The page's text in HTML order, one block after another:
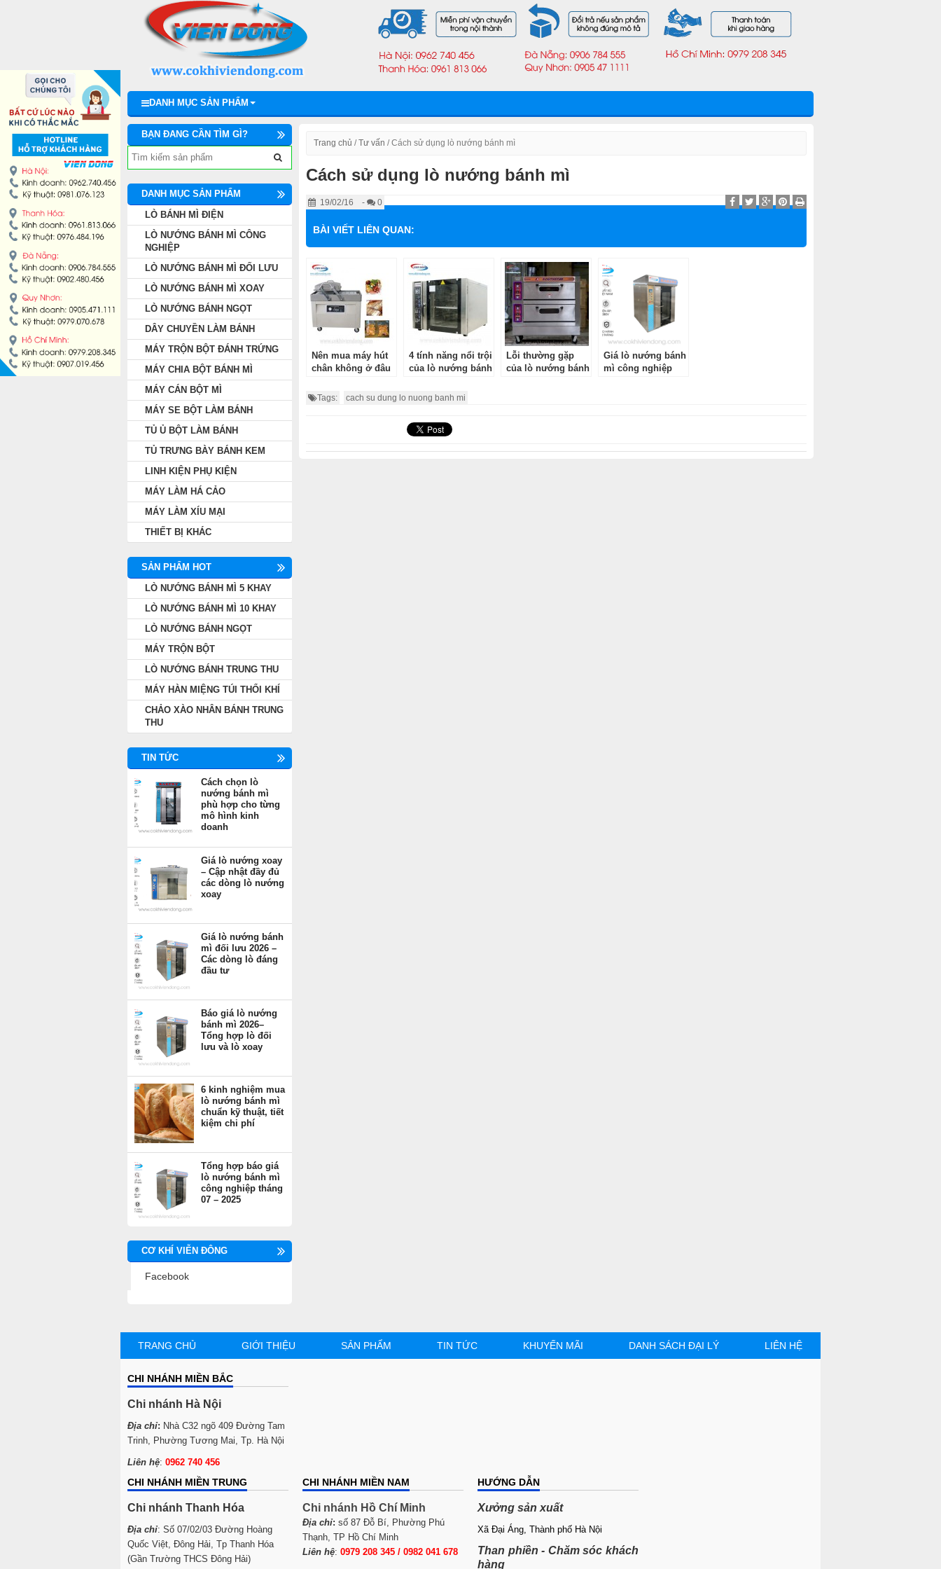
DANH MỤC SẢN PHẨM
Trang chủ /Tư vấn /Cách sử dụng lò nướng bánh mì
Cách sử dụng lò nướng bánh mì
19/02/16 - 0
BÀI VIẾT LIÊN QUAN:
Nên mua máy hút
chân không ở đâu
4 tính năng nổi trội
của lò nướng bánh
Lỗi thường gặp
của lò nướng bánh
Giá lò nướng bánh
mì công nghiệp
Tags: cach su dung lo nuong banh mi
BẠN ĐANG CẦN TÌM GÌ?
DANH MỤC SẢN PHẨM
LÒ BÁNH MÌ ĐIỆN
LÒ NƯỚNG BÁNH MÌ CÔNG
NGHIỆP
LÒ NƯỚNG BÁNH MÌ ĐỐI LƯU
LÒ NƯỚNG BÁNH MÌ XOAY
LÒ NƯỚNG BÁNH NGỌT
DÂY CHUYỀN LÀM BÁNH
MÁY TRỘN BỘT ĐÁNH TRỨNG
MÁY CHIA BỘT BÁNH MÌ
MÁY CÁN BỘT MÌ
MÁY SE BỘT LÀM BÁNH
TỦ Ủ BỘT LÀM BÁNH
TỦ TRƯNG BÀY BÁNH KEM
LINH KIỆN PHỤ KIỆN
MÁY LÀM HÁ CẢO
MÁY LÀM XÍU MẠI
THIẾT BỊ KHÁC
SẢN PHẨM HOT
LÒ NƯỚNG BÁNH MÌ 5 KHAY
LÒ NƯỚNG BÁNH MÌ 10 KHAY
LÒ NƯỚNG BÁNH NGỌT
MÁY TRỘN BỘT
LÒ NƯỚNG BÁNH TRUNG THU
MÁY HÀN MIỆNG TÚI THỔI KHÍ
CHẢO XÀO NHÂN BÁNH TRUNG
THU
TIN TỨC
Cách chọn lò
nướng bánh mì
phù hợp cho từng
mô hình kinh
doanh
Giá lò nướng xoay
– Cập nhật đầy đủ
các dòng lò nướng
xoay
Giá lò nướng bánh
mì đối lưu 2026 –
Các dòng lò đáng
đầu tư
Báo giá lò nướng
bánh mì 2026–
Tổng hợp lò đối
lưu và lò xoay
6 kinh nghiệm mua
lò nướng bánh mì
chuẩn kỹ thuật, tiết
kiệm chi phí
Tổng hợp báo giá
lò nướng bánh mì
công nghiệp tháng
07 – 2025
CƠ KHÍ VIỄN ĐÔNG
Facebook
TRANG CHỦ GIỚI THIỆU SẢN PHẨM TIN TỨC KHUYẾN MÃI DANH SÁCH ĐẠI LÝ LIÊN HỆ
CHI NHÁNH MIỀN BẮC
Chi nhánh Hà Nội
Địa chỉ: Nhà C32 ngõ 409 Đường Tam
Trinh, Phường Tương Mai, Tp. Hà Nội
Liên hệ: 0962 740 456
CHI NHÁNH MIỀN TRUNG
Chi nhánh Thanh Hóa
Địa chỉ: Số 07/02/03 Đường Hoàng
Quốc Việt, Đông Hải, Tp Thanh Hóa
(Gần Trường THCS Đông Hải)
CHI NHÁNH MIỀN NAM
Chi nhánh Hồ Chí Minh
Địa chỉ: số 87 Đỗ Bí, Phường Phú
Thạnh, TP Hồ Chí Minh
Liên hệ: 0979 208 345 / 0982 041 678
HƯỚNG DẪN
Xưởng sản xuất
Xã Đại Áng, Thành phố Hà Nội
Than phiền - Chăm sóc khách
hàng
LÒ NƯỚNG BÁNH MÌ CÔNG NGHIỆP
LÒ NƯỚNG BÁNH MÌ ĐỐI LƯU
LÒ NƯỚNG BÁNH MÌ XOAY
LÒ NƯỚNG BÁNH NGỌT
DÂY CHUYỀN LÀM BÁNH
MÁY TRỘN BỘT ĐÁNH TRỨNG
MÁY CHIA BỘT BÁNH MÌ
MÁY SE BỘT LÀM BÁNH
TỦ TRƯNG BÀY BÁNH KEM